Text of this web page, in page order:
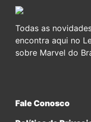
Todas as
encontra aqui no
sobre Marvel do
Fale Conosco